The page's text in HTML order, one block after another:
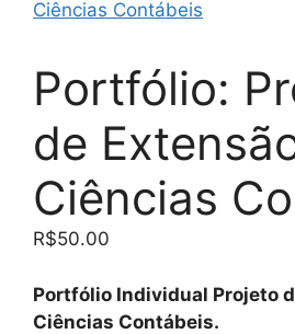
Portfólio:
de
Ciências
R$50.00
Portfólio Individual Projeto
Ciências Contábeis.